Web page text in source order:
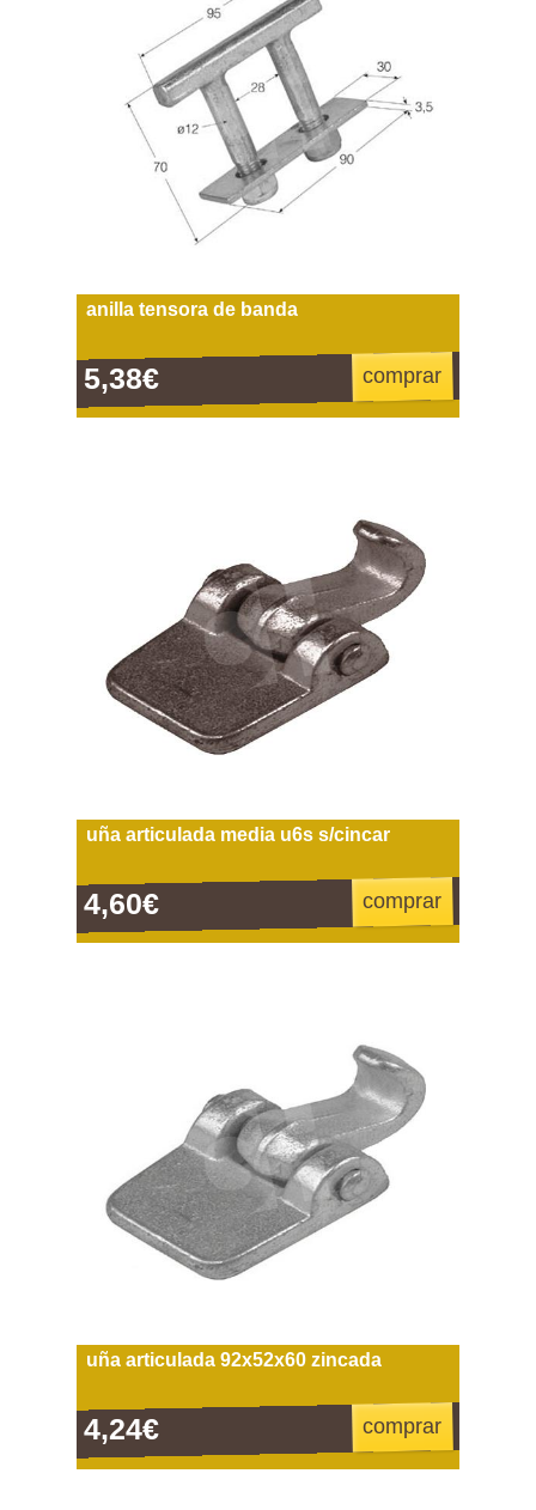
anilla tensora de banda
5,38€ comprar
uña articulada media u6s s/cincar
4,60€ comprar
uña articulada 92x52x60 zincada
4,24€ comprar